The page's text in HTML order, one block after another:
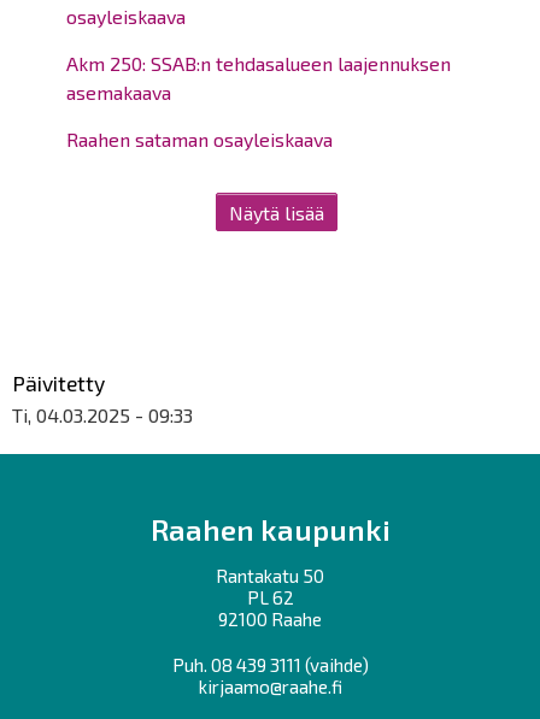
osayleiskaava
Akm 250: SSAB:n tehdasalueen laajennuksen
asemakaava
Raahen sataman osayleiskaava
Näytä lisää
Päivitetty
Ti, 04.03.2025 - 09:33
Raahen kaupunki
Rantakatu 50
PL 62
92100 Raahe
Puh. 08 439 3111 (vaihde)
kirjaamo@raahe.fi